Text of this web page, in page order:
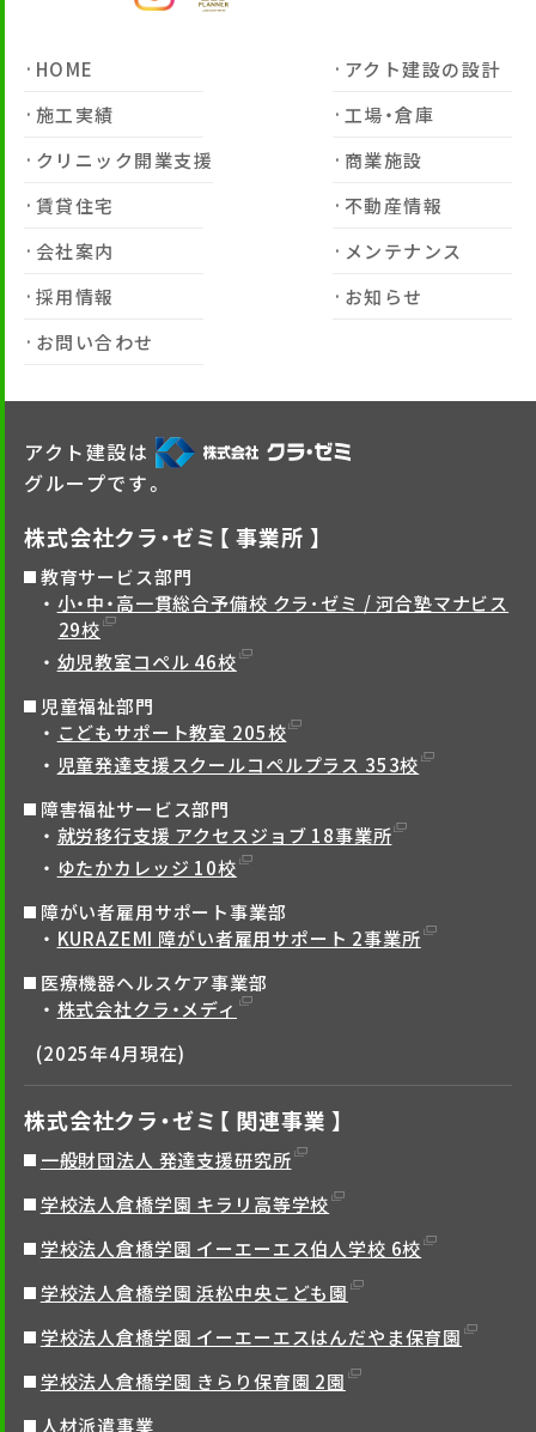
HOME
アクト建設の設計
施工実績
工場・倉庫
クリニック開業支援
商業施設
賃貸住宅
不動産情報
会社案内
メンテナンス
採用情報
お知らせ
お問い合わせ
アクト建設は
グループです。
株式会社クラ・ゼミ【 事業所 】
教育サービス部門
小・中・高一貫総合予備校 クラ･ゼミ / 河合塾マナビス
29校
幼児教室コペル 46校
児童福祉部門
こどもサポート教室 205校
児童発達支援スクールコペルプラス 353校
障害福祉サービス部門
就労移行支援 アクセスジョブ 18事業所
ゆたかカレッジ 10校
障がい者雇用サポート事業部
KURAZEMI 障がい者雇用サポート 2事業所
医療機器ヘルスケア事業部
株式会社クラ・メディ
(2025年4月現在)
株式会社クラ・ゼミ【 関連事業 】
一般財団法人 発達支援研究所
学校法人倉橋学園 キラリ高等学校
学校法人倉橋学園 イーエーエス伯人学校 6校
学校法人倉橋学園 浜松中央こども園
学校法人倉橋学園 イーエーエスはんだやま保育園
学校法人倉橋学園 きらり保育園 2園
人材派遣事業